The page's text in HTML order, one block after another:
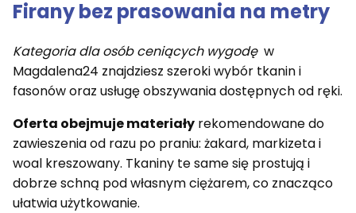
Firany bez prasowania na metry
Kategoria dla osób ceniących wygodęw
Magdalena24 znajdziesz szeroki wybór tkanin i
fasonów oraz usługę obszywania dostępnych od ręki.
Oferta obejmuje materiały rekomendowane do
zawieszenia od razu po praniu: żakard, markizeta i
woal kreszowany. Tkaniny te same się prostują i
dobrze schną pod własnym ciężarem, co znacząco
ułatwia użytkowanie.